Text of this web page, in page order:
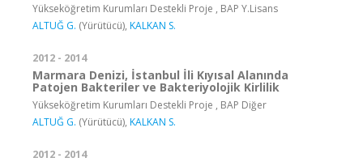
Yükseköğretim Kurumları Destekli Proje , BAP Y.Lisans
ALTUĞ G. (Yürütücü), KALKAN S.
2012 - 2014
Marmara Denizi, İstanbul İli Kıyısal Alanında
Patojen Bakteriler ve Bakteriyolojik Kirlilik
Yükseköğretim Kurumları Destekli Proje , BAP Diğer
ALTUĞ G. (Yürütücü), KALKAN S.
2012 - 2014